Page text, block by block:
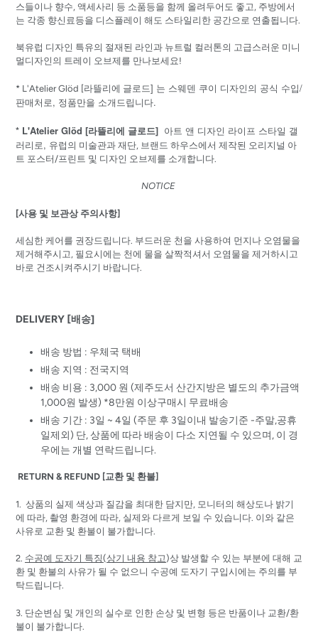
스들이나 향수, 액세사리 등 소품등을 함께 올려두어도 좋고, 주방에서
는 각종 향신료등을 디스플레이 해도 스타일리한 공간으로 연출됩니다.
북유럽 디자인 특유의 절재된 라인과 뉴트럴 컬러톤의 고급스러운 미니
멀디자인의 트레이 오브제를 만나보세요!
* L'Atelier Glöd [라뜰리에 글로드] 는 스웨덴 쿠이 디자인의 공식 수입/
판매처로, 정품만을 소개드립니다.
* L'Atelier Glöd [라뜰리에 글로드] 아트 앤 디자인 라이프 스타일 갤
러리로, 유럽의 미술관과 재단, 브랜드 하우스에서 제작된 오리지널 아
트 포스터/프린트 및 디자인 오브제를 소개합니다.
NOTICE
[사용 및 보관상 주의사항]
세심한 케어를 권장드립니다. 부드러운 천을 사용하여 먼지나 오염물을
제거해주시고, 필요시에는 천에 물을 살짝적셔서 오염물을 제거하시고
바로 건조시켜주시기 바랍니다.
DELIVERY [배송]
배송 방법 : 우체국 택배
배송 지역 : 전국지역
배송 비용 : 3,000 원 (제주도서 산간지방은 별도의 추가금액
1,000원 발생) *8만원 이상구매시 무료배송
배송 기간 : 3일 ~ 4일 (주문 후 3일이내 발송기준 -주말,공휴
일제외) 단, 상품에 따라 배송이 다소 지연될 수 있으며, 이 경
우에는 개별 연락드립니다.
RETURN & REFUND [교환 및 환불]
1. 상품의 실제 색상과 질감을 최대한 담지만, 모니터의 해상도나 밝기
에 따라, 촬영 환경에 따라, 실제와 다르게 보일 수 있습니다. 이와 같은
사유로 교환 및 환불이 불가합니다.
2. 수공예 도자기 특징(상기 내용 참고)상 발생할 수 있는 부분에 대해 교
환 및 환불의 사유가 될 수 없으니 수공예 도자기 구입시에는 주의를 부
탁드립니다.
3. 단순변심 및 개인의 실수로 인한 손상 및 변형 등은 반품이나 교환/환
불이 불가합니다.